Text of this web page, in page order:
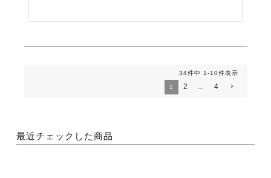
34件中 1-10件表示
1 2 4
最近チェックした商品